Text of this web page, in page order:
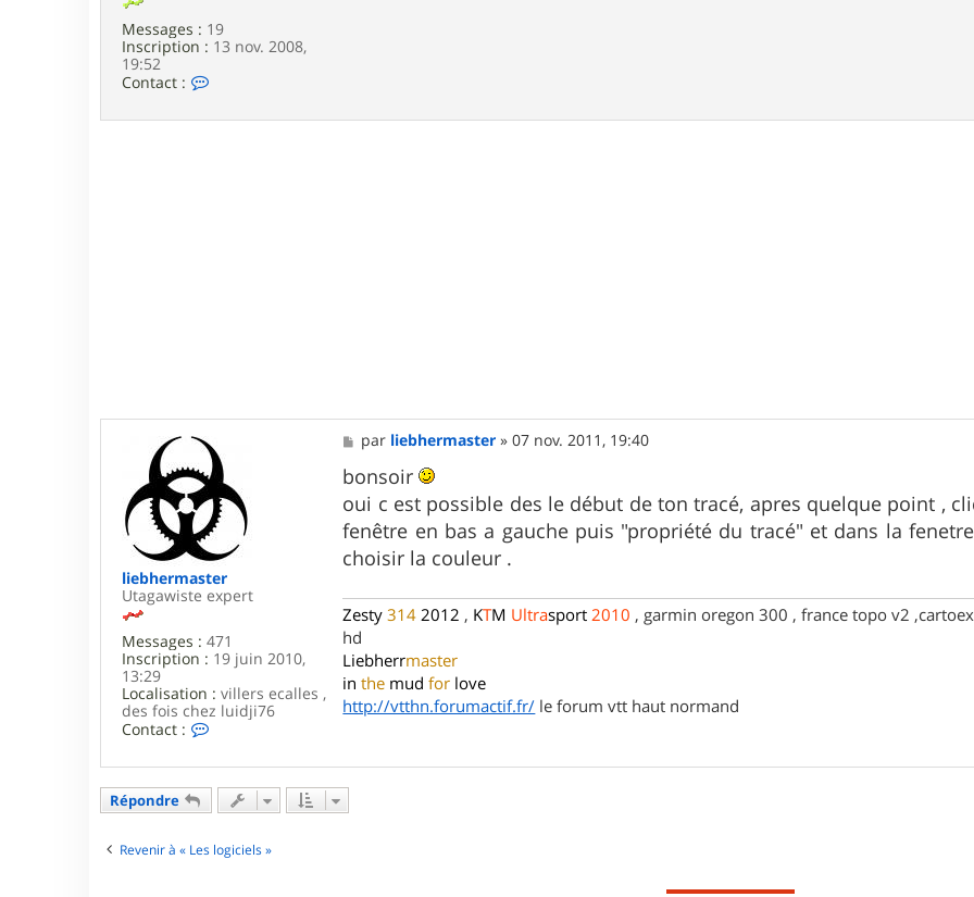
Messages : 19
Inscription : 13 nov. 2008,
19:52
Contact :
liebhermaster
Utagawiste expert
Messages : 471
Inscription : 19 juin 2010,
13:29
Localisation : villers ecalles ,
des fois chez luidji76
Contact :
n
c
e
M
e
s
s
a
g
e
par liebhermaster »07 nov. 2011, 19:40
bonsoir
oui c est possible des le début de ton tracé, apres quelque point ,
fenêtre en bas a gauche puis "propriété du tracé" et dans la
choisir la couleur .
Zesty 314 2012 , KTM Ultrasport 2010 , garmin oregon 300 , france topo v2
hd
Liebherrmaster
in the mud for love
http://vtthn.forumactif.fr/ le forum vtt haut normand
Répondre
Revenir à « Les logiciels »